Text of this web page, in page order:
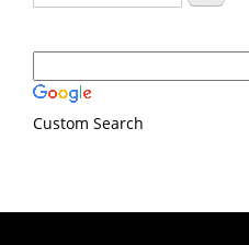
Custom Search